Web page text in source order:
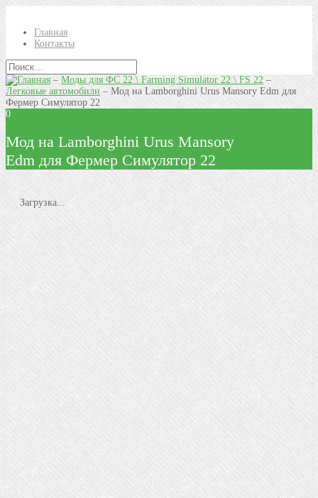
Главная
Контакты
–Моды для ФС 22 \ Farming Simulator 22 \ FS 22–
Легковые автомобили – Мод на Lamborghini Urus Mansory Edm для
Фермер Симулятор 22
0
Мод на Lamborghini Urus Mansory
Edm для Фермер Симулятор 22
Загрузка...